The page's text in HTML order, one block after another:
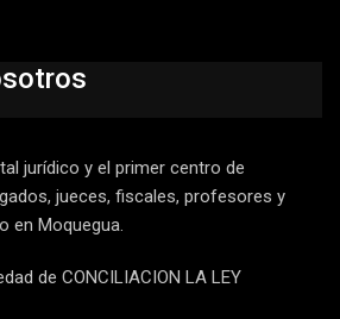
jurídico y el primer centro de
jueces, fiscales, profesores y
en Moquegua.
de CONCILIACION LA LEY